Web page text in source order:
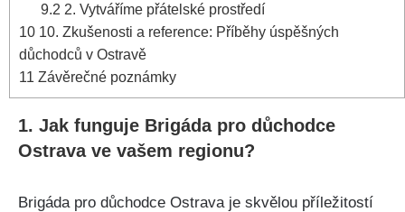
9.2 2. Vytváříme přátelské prostředí
10 10. Zkušenosti a reference: Příběhy úspěšných
důchodců v Ostravě
11 Závěrečné poznámky
1. Jak funguje Brigáda pro důchodce
Ostrava ve vašem regionu?
Brigáda pro důchodce Ostrava je skvělou příležitostí